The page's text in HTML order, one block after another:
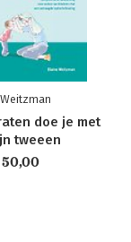
doe je met
tweeen